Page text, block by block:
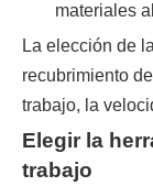
materiales
La elección de
recubrimiento
trabajo, la
Elegir la
trabajo